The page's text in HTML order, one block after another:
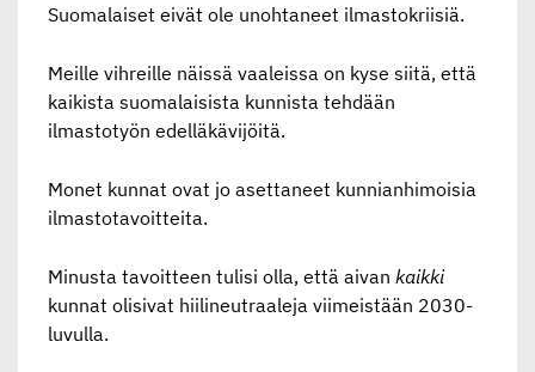
Suomalaiset eivät ole unohtaneet ilmastokriisiä.
Meille vihreille näissä vaaleissa on kyse siitä, että
kaikista suomalaisista kunnista tehdään
ilmastotyön edelläkävijöitä.
Monet kunnat ovat jo asettaneet kunnianhimoisia
ilmastotavoitteita.
Minusta tavoitteen tulisi olla, että aivan kaikki
kunnat olisivat hiilineutraaleja viimeistään 2030-
luvulla.